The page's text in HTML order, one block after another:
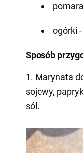
ogórki
Sposób
1. Marynata
sojowy,
sól.